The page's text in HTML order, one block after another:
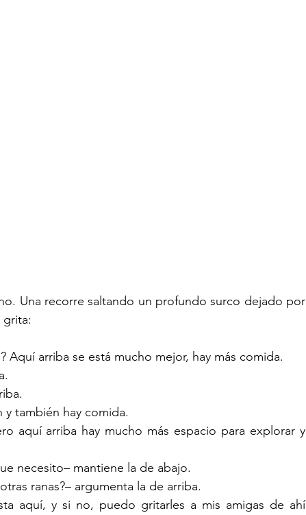
Una recorre saltando un profundo surco dejado por
grita:
Aquí arriba se está mucho mejor, hay más comida.
también hay comida.
aquí arriba hay mucho más espacio para explorar y
necesito– mantiene la de abajo.
ranas?– argumenta la de arriba.
aquí, y si no, puedo gritarles a mis amigas de ahí